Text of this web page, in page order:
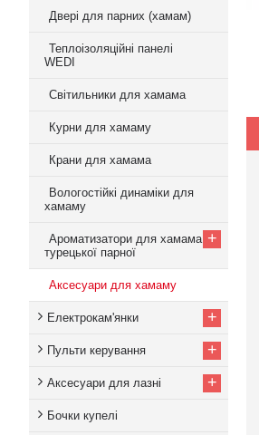
Двері для парних (хамам)
Теплоізоляційні панелі
WEDI
Світильники для хамама
Курни для хамаму
Крани для хамама
Вологостійкі динаміки для
хамаму
Ароматизатори для хамама,
турецької парної
+
Аксесуари для хамаму
Електрокам'янки +
Пульти керування +
Аксесуари для лазні +
Бочки купелі